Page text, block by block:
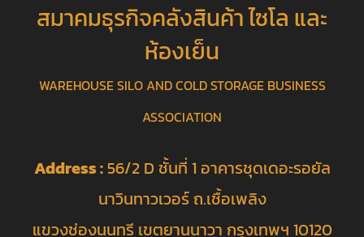
สมาคมธุรกิจคลังสินค้า ไซโล และ
ห้องเย็น
WAREHOUSE SILO AND COLD STORAGE BUSINESS
ASSOCIATION
Address :56/2 D ชั้นที่ 1 อาคารชุดเดอะรอยัล
นาวินทาวเวอร์ ถ.เชื้อเพลิง
แขวงช่องนนทรี เขตยานนาวา กรุงเทพฯ 10120